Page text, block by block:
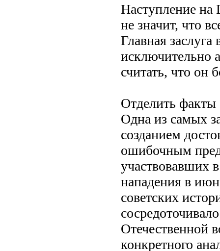
Наступление
не значит, что
Главная
исключительно
считать, что он
Отделить факты
Одна из самых
созданием
ошибочным
участвовавших
нападения в
советских
Отечественной
конкретного